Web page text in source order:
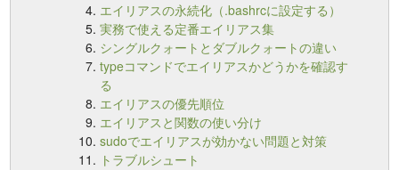
エイリアスの永続化（.bashrcに設定する）
実務で使える定番エイリアス集
シングルクォートとダブルクォートの違い
typeコマンドでエイリアスかどうかを確認す
る
エイリアスの優先順位
エイリアスと関数の使い分け
sudoでエイリアスが効かない問題と対策
トラブルシュート